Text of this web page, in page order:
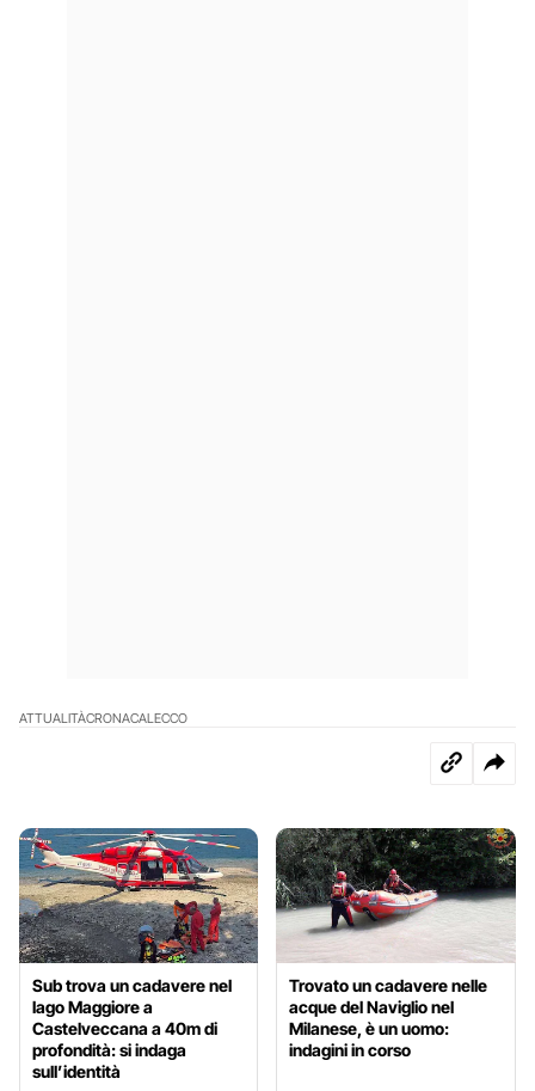
ATTUALITÀCRONACALECCO
Sub trova un cadavere nel
lago Maggiore a
Castelveccana a 40m di
profondità: si indaga
sull’identità
Trovato un cadavere nelle
acque del Naviglio nel
Milanese, è un uomo:
indagini in corso